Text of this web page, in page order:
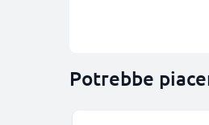
Potrebbe